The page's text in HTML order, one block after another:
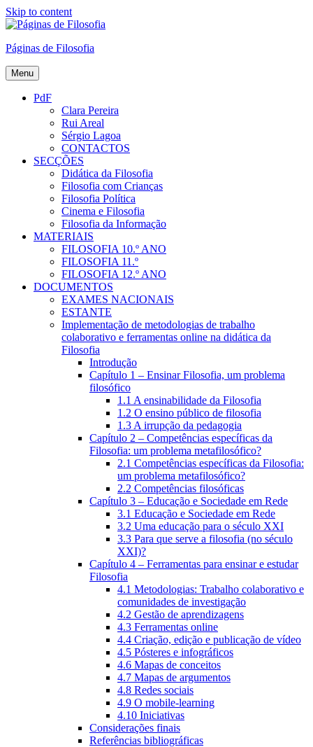
Skip to content
Páginas de Filosofia
Menu
PdF
Clara Pereira
Rui Areal
Sérgio Lagoa
CONTACTOS
SECÇÕES
Didática da Filosofia
Filosofia com Crianças
Filosofia Política
Cinema e Filosofia
Filosofia da Informação
MATERIAIS
FILOSOFIA 10.º ANO
FILOSOFIA 11.º
FILOSOFIA 12.º ANO
DOCUMENTOS
EXAMES NACIONAIS
ESTANTE
Implementação de metodologias de trabalho
colaborativo e ferramentas online na didática da
Filosofia
Introdução
Capítulo 1 – Ensinar Filosofia, um problema
filosófico
1.1 A ensinabilidade da Filosofia
1.2 O ensino público de filosofia
1.3 A irrupção da pedagogia
Capítulo 2 – Competências específicas da
Filosofia: um problema metafilosófico?
2.1 Competências específicas da Filosofia:
um problema metafilosófico?
2.2 Competências filosóficas
Capítulo 3 – Educação e Sociedade em Rede
3.1 Educação e Sociedade em Rede
3.2 Uma educação para o século XXI
3.3 Para que serve a filosofia (no século
XXI)?
Capítulo 4 – Ferramentas para ensinar e estudar
Filosofia
4.1 Metodologias: Trabalho colaborativo e
comunidades de investigação
4.2 Gestão de aprendizagens
4.3 Ferramentas online
4.4 Criação, edição e publicação de vídeo
4.5 Pósteres e infográficos
4.6 Mapas de conceitos
4.7 Mapas de argumentos
4.8 Redes sociais
4.9 O mobile-learning
4.10 Iniciativas
Considerações finais
Referências bibliográficas